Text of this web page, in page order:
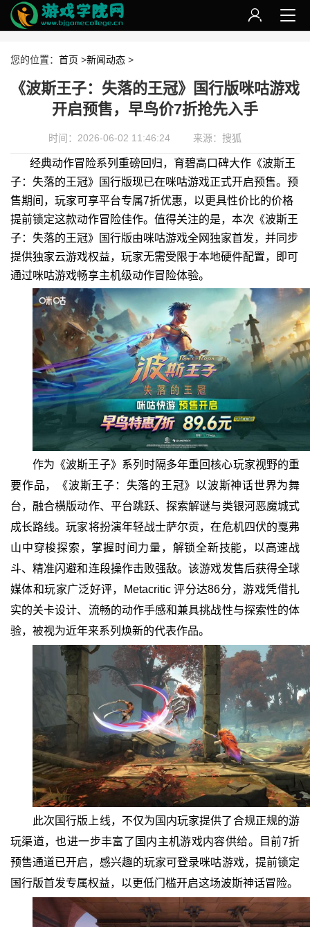
您的位置： 首页 >新闻动态 >
《波斯王子：失落的王冠》国行版咪咕游戏
开启预售，早鸟价7折抢先入手
时间：2026-06-02 11:46:24 来源：搜狐
经典动作冒险系列重磅回归，育碧高口碑大作《波斯王
子：失落的王冠》国行版现已在咪咕游戏正式开启预售。预
售期间，玩家可享平台专属7折优惠，以更具性价比的价格
提前锁定这款动作冒险佳作。值得关注的是，本次《波斯王
子：失落的王冠》国行版由咪咕游戏全网独家首发，并同步
提供独家云游戏权益，玩家无需受限于本地硬件配置，即可
通过咪咕游戏畅享主机级动作冒险体验。
作为《波斯王子》系列时隔多年重回核心玩家视野的重
要作品，《波斯王子：失落的王冠》以波斯神话世界为舞
台，融合横版动作、平台跳跃、探索解谜与类银河恶魔城式
成长路线。玩家将扮演年轻战士萨尔贡，在危机四伏的戛弗
山中穿梭探索，掌握时间力量，解锁全新技能，以高速战
斗、精准闪避和连段操作击败强敌。该游戏发售后获得全球
媒体和玩家广泛好评，Metacritic 评分达86分，游戏凭借扎
实的关卡设计、流畅的动作手感和兼具挑战性与探索性的体
验，被视为近年来系列焕新的代表作品。
此次国行版上线，不仅为国内玩家提供了合规正规的游
玩渠道，也进一步丰富了国内主机游戏内容供给。目前7折
预售通道已开启，感兴趣的玩家可登录咪咕游戏，提前锁定
国行版首发专属权益，以更低门槛开启这场波斯神话冒险。